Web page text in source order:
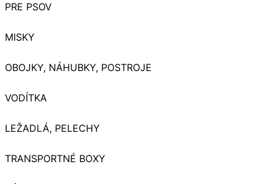
PRE PSOV
MISKY
OBOJKY, NÁHUBKY, POSTROJE
VODÍTKA
LEŽADLÁ, PELECHY
TRANSPORTNÉ BOXY